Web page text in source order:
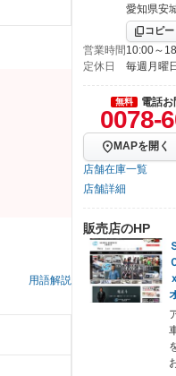
用語解説
愛知県安
コピー
営業時間10:00～
定休日
毎週月曜
無料 電話
0078-
MAPを開く
店舗在庫一覧
店舗詳細
販売店のHP